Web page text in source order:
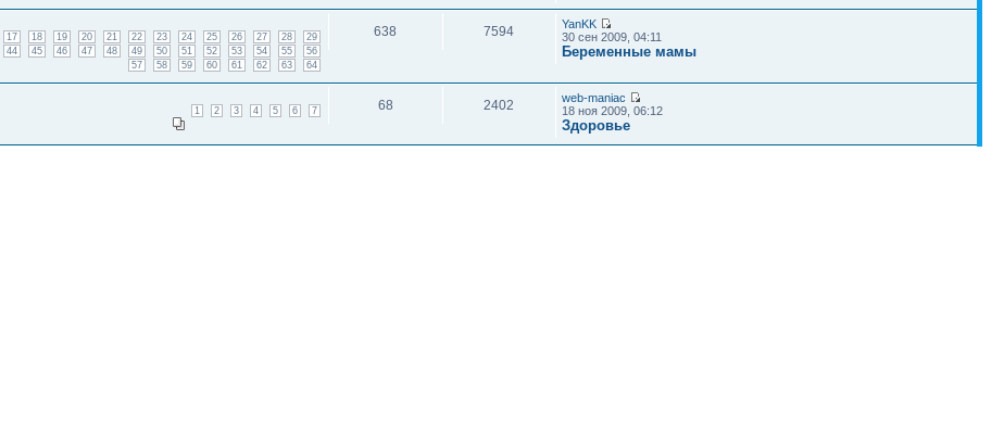
17 18 19 20 21 22 23 24 25 26 27 28
29
44 45 46 47 48 49 50 51 52 53 54 55
56
57
58 59 60 61 62 63 64
638 7594
YanKK
30 сен 2009, 04:11
Беременные мамы
1 2 3 4 5 6 7 68 2402
web-maniac
18 ноя 2009, 06:12
Здоровье